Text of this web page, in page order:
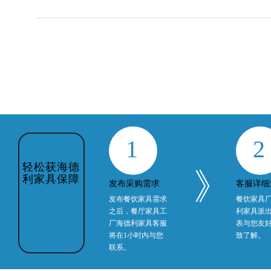
轻松获海德
利家具保障
1
发布采购需求
发布餐饮家具需求
之后，餐厅家具工
厂海德利家具客服
将在1小时内与您
联系。
》
2
客服详
餐饮家具
利家具派
表与您友
致了解。